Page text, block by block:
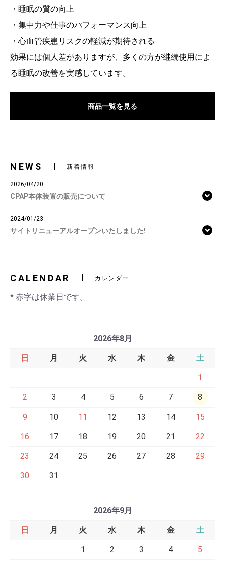
・睡眠の質の向上
・集中力や仕事のパフォーマンス向上
・心血管疾患リスクの軽減が期待される
効果には個人差がありますが、多くの方が継続使用によ
る睡眠の改善を実感しています。
商品一覧を見る
NEWS 新着情報
2026/04/20
CPAP本体装置の販売について
2024/01/23
サイトリニューアルオープンいたしました!
CALENDAR カレンダー
* 赤字は休業日です。
2026年8月
日 月 火 水 木 金 土
1
2 3 4 5 6 7 8
9 10 11 12 13 14 15
16 17 18 19 20 21 22
23 24 25 26 27 28 29
30 31
2026年9月
日 月 火 水 木 金 土
1 2 3 4 5